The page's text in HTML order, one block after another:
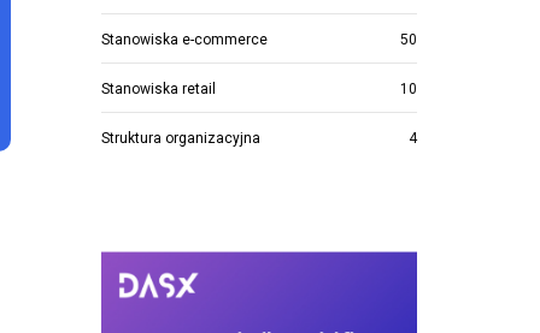
Stanowiska e-commerce 50
Stanowiska retail 10
Struktura organizacyjna 4